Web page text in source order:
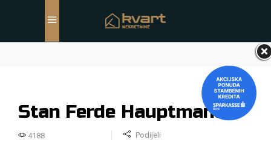
Stan Ferde Hauptmana
4188 Podijeli